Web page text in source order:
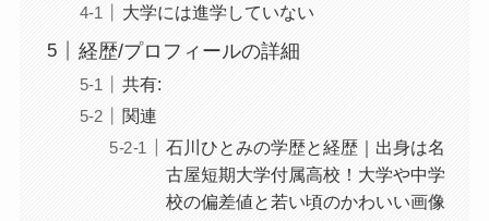
大学には進学していない
経歴/プロフィールの詳細
共有:
関連
石川ひとみの学歴と経歴｜出身は名
古屋短期大学付属高校！大学や中学
校の偏差値と若い頃のかわいい画像